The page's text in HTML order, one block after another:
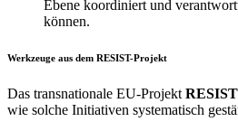
Ebene koordiniert und
können.
Werkzeuge aus dem RESIST-Projekt
Das transnationale EU-Projekt RESIST
wie solche Initiativen systematisch